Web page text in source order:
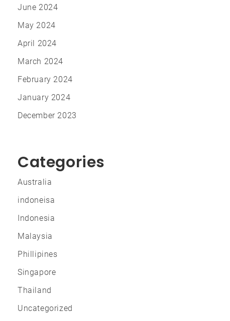
June 2024
May 2024
April 2024
March 2024
February 2024
January 2024
December 2023
Categories
Australia
indoneisa
Indonesia
Malaysia
Phillipines
Singapore
Thailand
Uncategorized